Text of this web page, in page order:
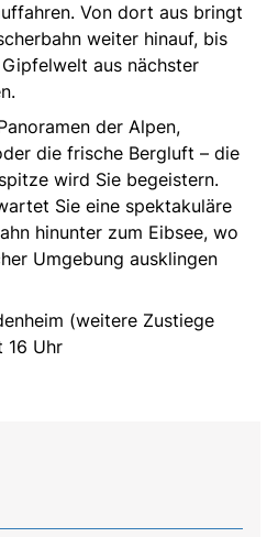
Von dort aus bringt
weiter hinauf, bis
aus nächster
der Alpen,
die frische Bergluft – die
wird Sie begeistern.
Sie eine spektakuläre
hinunter zum Eibsee, wo
Umgebung ausklingen
(weitere Zustiege
Uhr